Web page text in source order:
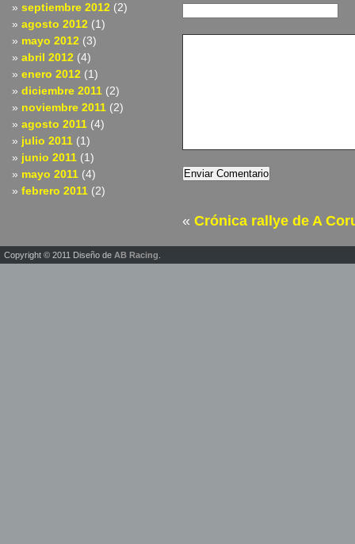
septiembre 2012 (2)
agosto 2012 (1)
mayo 2012 (3)
abril 2012 (4)
enero 2012 (1)
diciembre 2011 (2)
noviembre 2011 (2)
agosto 2011 (4)
julio 2011 (1)
junio 2011 (1)
mayo 2011 (4)
febrero 2011 (2)
« Crónica rallye de A
Copyright © 2011 Diseño de AB Racing